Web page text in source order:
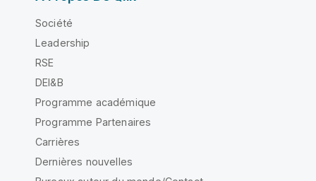
Société
Leadership
RSE
DEI&B
Programme académique
Programme Partenaires
Carrières
Dernières nouvelles